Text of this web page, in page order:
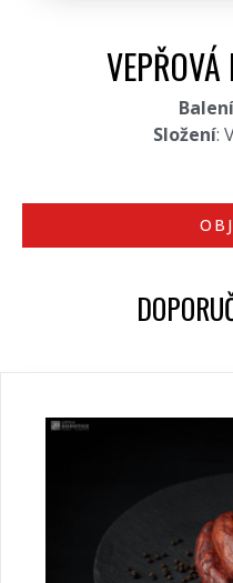
VEPŘOVÁ
Balení
Složení: